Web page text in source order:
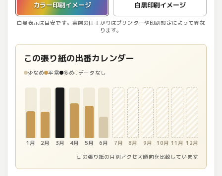
カラー印刷イメージ 白黒印刷イメージ
白黒表示は目安です。実際の仕上がりはプリンターや印刷設定によって異な
ります。
この張り紙の出番カレンダー
少なめ 平常 多め データなし
1月 2月 3月 4月 5月 6月 7月 8月 9月 10月 11月 12月
この張り紙の月別アクセス傾向を比較しています